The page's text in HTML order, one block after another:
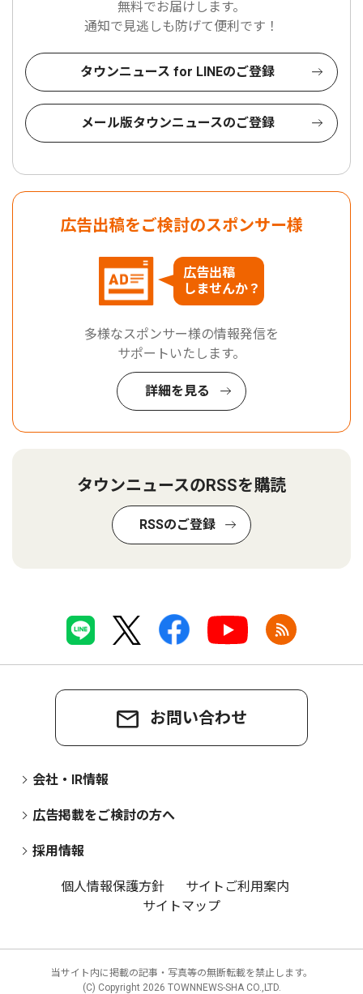
無料でお届けします。
通知で見逃しも防げて便利です！
タウンニュース for LINEのご登録
メール版タウンニュースのご登録
広告出稿をご検討のスポンサー様
広告出稿
しませんか？
多様なスポンサー様の情報発信を
サポートいたします。
詳細を見る
タウンニュースのRSSを購読
RSSのご登録
お問い合わせ
会社・IR情報
広告掲載をご検討の方へ
採用情報
個人情報保護方針
サイトご利用案内
サイトマップ
当サイト内に掲載の記事・写真等の無断転載を禁止します。
(C) Copyright 2026 TOWNNEWS-SHA CO.,LTD.